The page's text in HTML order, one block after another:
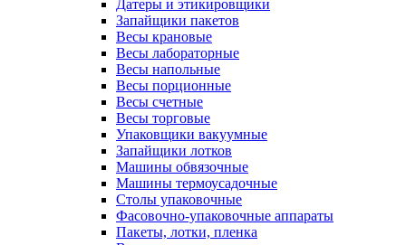
Датеры и этикировщики
Запайщики пакетов
Весы крановые
Весы лабораторные
Весы напольные
Весы порционные
Весы счетные
Весы торговые
Упаковщики вакуумные
Запайщики лотков
Машины обвязочные
Машины термоусадочные
Столы упаковочные
Фасовочно-упаковочные аппараты
Пакеты, лотки, пленка